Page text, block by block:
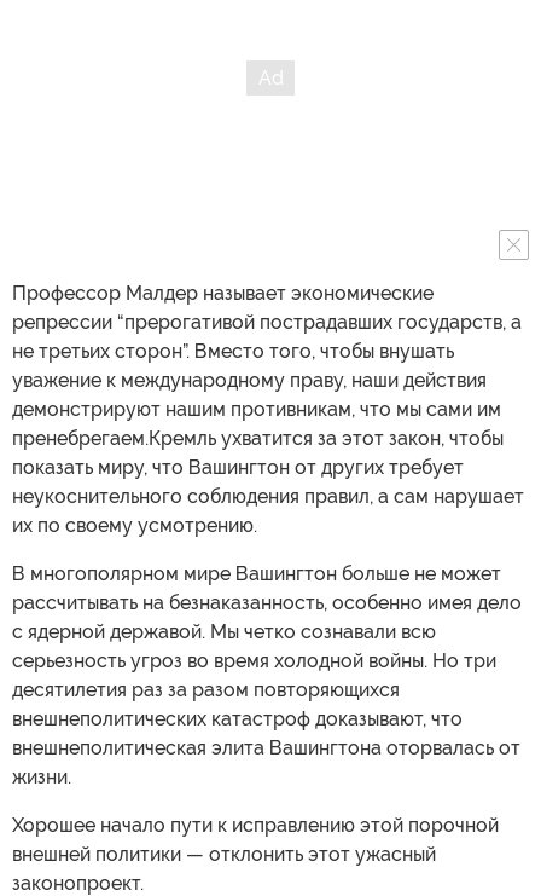
Профессор Малдер называет экономические
репрессии “прерогативой пострадавших государств, а
не третьих сторон”. Вместо того, чтобы внушать
уважение к международному праву, наши действия
демонстрируют нашим противникам, что мы сами им
пренебрегаем.Кремль ухватится за этот закон, чтобы
показать миру, что Вашингтон от других требует
неукоснительного соблюдения правил, а сам нарушает
их по своему усмотрению.
В многополярном мире Вашингтон больше не может
рассчитывать на безнаказанность, особенно имея дело
с ядерной державой. Мы четко сознавали всю
серьезность угроз во время холодной войны. Но три
десятилетия раз за разом повторяющихся
внешнеполитических катастроф доказывают, что
внешнеполитическая элита Вашингтона оторвалась от
жизни.
Хорошее начало пути к исправлению этой порочной
внешней политики — отклонить этот ужасный
законопроект.